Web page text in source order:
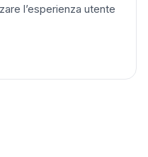
l’esperienza utente